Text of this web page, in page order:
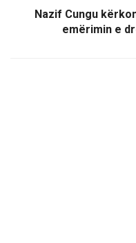
Nazif Cungu
emërimin e